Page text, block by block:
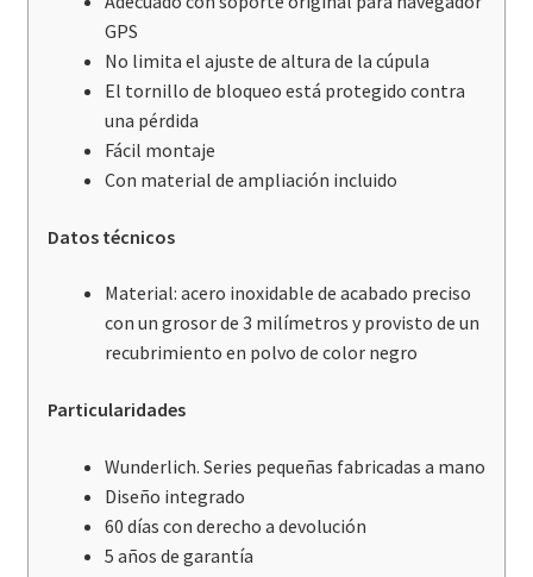
GPS
No limita el ajuste de altura de la cúpula
El tornillo de bloqueo está protegido contra
una pérdida
Fácil montaje
Con material de ampliación incluido
Datos técnicos
Material: acero inoxidable de acabado preciso
con un grosor de 3 milímetros y provisto de un
recubrimiento en polvo de color negro
Particularidades
Wunderlich. Series pequeñas fabricadas a mano
Diseño integrado
60 días con derecho a devolución
5 años de garantía